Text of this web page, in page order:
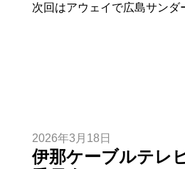
次回はアウェイで広島サンダ
2026年3月18日
伊那ケーブルテレ